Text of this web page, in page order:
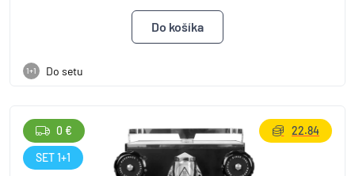
1+1 Do setu
0 €
SET 1+1
22.84